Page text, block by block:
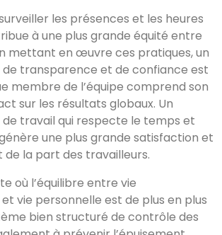
les présences et les heures
à une plus grande équité entre
mettant en œuvre ces pratiques, un
transparence et de confiance est
membre de l’équipe comprend son
sur les résultats globaux. Un
travail qui respecte le temps et
une plus grande satisfaction et
de la part des travailleurs.
où l’équilibre entre vie
vie personnelle est de plus en plus
bien structuré de contrôle des